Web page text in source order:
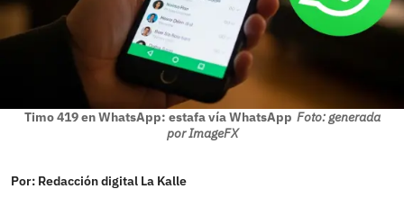
Timo 419 en WhatsApp: estafa vía WhatsApp Foto: generada
por ImageFX
Por: Redacción digital La Kalle